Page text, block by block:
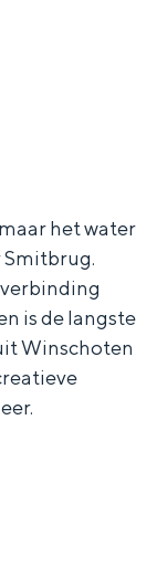
het water
Smitbrug.
is de langste
Winschoten